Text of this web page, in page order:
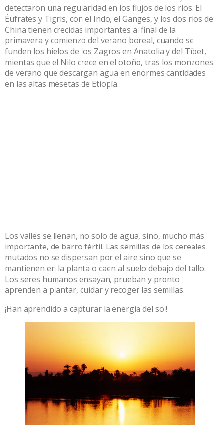
detectaron una regularidad en los flujos de los ríos. El
Éufrates y Tigris, con el Indo, el Ganges, y los dos ríos de
China tienen crecidas importantes al final de la
primavera y comienzo del verano boreal, cuando se
funden los hielos de los Zagros en Anatolia y del Tíbet,
mientas que el Nilo crece en el otoño, tras los monzones
de verano que descargan agua en enormes cantidades
en las altas mesetas de Etiopía.
Los valles se llenan, no solo de agua, sino, mucho más
importante, de barro fértil. Las semillas de los cereales
mutados no se dispersan por el aire sino que se
mantienen en la planta o caen al suelo debajo del tallo.
Los seres humanos ensayan, prueban y pronto
aprenden a plantar, cuidar y recoger las semillas.
¡Han aprendido a capturar la energía del sol!